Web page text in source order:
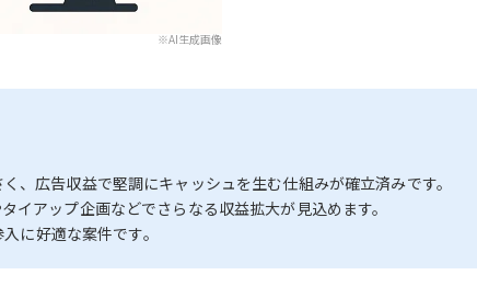
※AI生成画像
、広告収益で堅調にキャッシュを生む仕組みが確立済みです。
イアップ企画などでさらなる収益拡大が見込めます。
に好適な案件です。